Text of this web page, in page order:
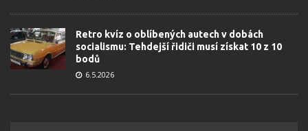
Retro kvíz o oblíbených autech v dobách
socialismu: Tehdejší řidiči musí získat 10 z 10
bodů
6.5.2026